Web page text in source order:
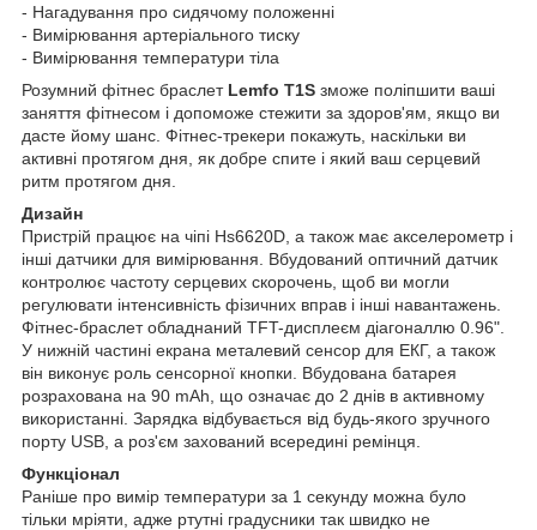
- Нагадування про сидячому положенні
- Вимірювання артеріального тиску
- Вимірювання температури тіла
Розумний фітнес браслет Lemfo T1S зможе поліпшити ваші
заняття фітнесом і допоможе стежити за здоров'ям, якщо ви
дасте йому шанс. Фітнес-трекери покажуть, наскільки ви
активні протягом дня, як добре спите і який ваш серцевий
ритм протягом дня.
Дизайн
Пристрій працює на чіпі Hs6620D, а також має акселерометр і
інші датчики для вимірювання. Вбудований оптичний датчик
контролює частоту серцевих скорочень, щоб ви могли
регулювати інтенсивність фізичних вправ і інші навантажень.
Фітнес-браслет обладнаний TFT-дисплеєм діагоналлю 0.96".
У нижній частині екрана металевий сенсор для ЕКГ, а також
він виконує роль сенсорної кнопки. Вбудована батарея
розрахована на 90 mAh, що означає до 2 днів в активному
використанні. Зарядка відбувається від будь-якого зручного
порту USB, а роз'єм захований всередині ремінця.
Функціонал
Раніше про вимір температури за 1 секунду можна було
тільки мріяти, адже ртутні градусники так швидко не